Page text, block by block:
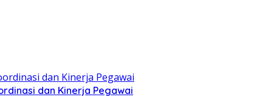
dan Kinerja Pegawai